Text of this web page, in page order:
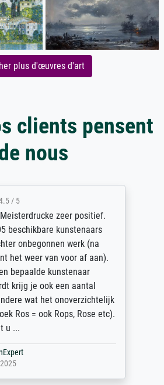
plus d'œuvres d'art
clients pensent
nous
/ 5
zeer positief.
beschikbare kunstenaars
onbegonnen werk (na
het weer van voor af aan).
bepaalde kunstenaar
krijg je ook een aantal
wat het onoverzichtelijk
Ros = ook Rops, Rose etc).
u ...